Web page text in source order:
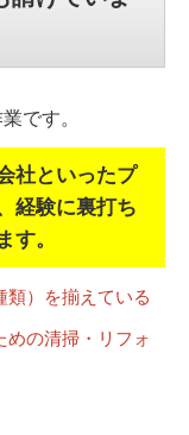
です。
社といったプ
経験に裏打ち
す。
類）を揃えている
の清掃・リフォ